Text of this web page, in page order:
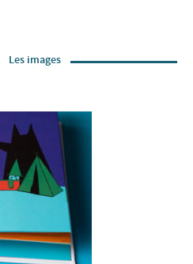
Les images